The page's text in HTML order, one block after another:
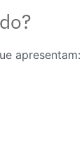
apresentam: